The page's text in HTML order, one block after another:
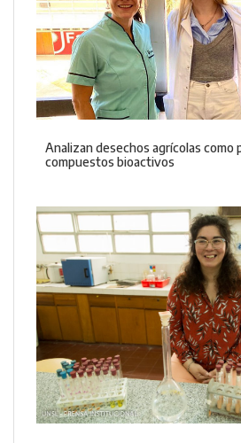
Analizan desechos agrícolas
compuestos bioactivos